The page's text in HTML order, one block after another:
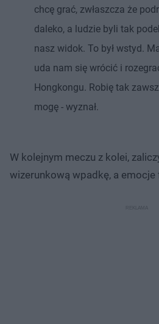
chcę grać, zwłaszcza że
daleko, a ludzie byli tak
nasz widok. To był wstyd.
uda nam się wrócić i
Hongkongu. Robię tak
mogę - wyznał.
W kolejnym meczu z kolei,
wizerunkową wpadkę, a emocje